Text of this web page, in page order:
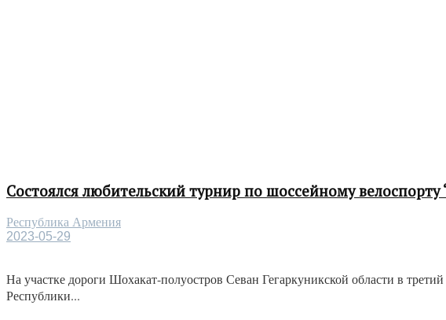
Состоялся любительский турнир по шоссейному
Республика Армения
2023-05-29
На участке дороги Шохакат-полуостров Севан Гегаркуникской области в
Республики...